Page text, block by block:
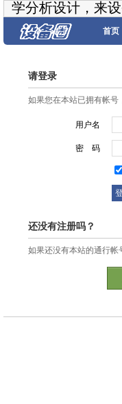
学分析设计，来
首页
请登录
如果您在本站已拥有帐
用户名
密 码
还没有注册吗？
如果还没有本站的通行帐